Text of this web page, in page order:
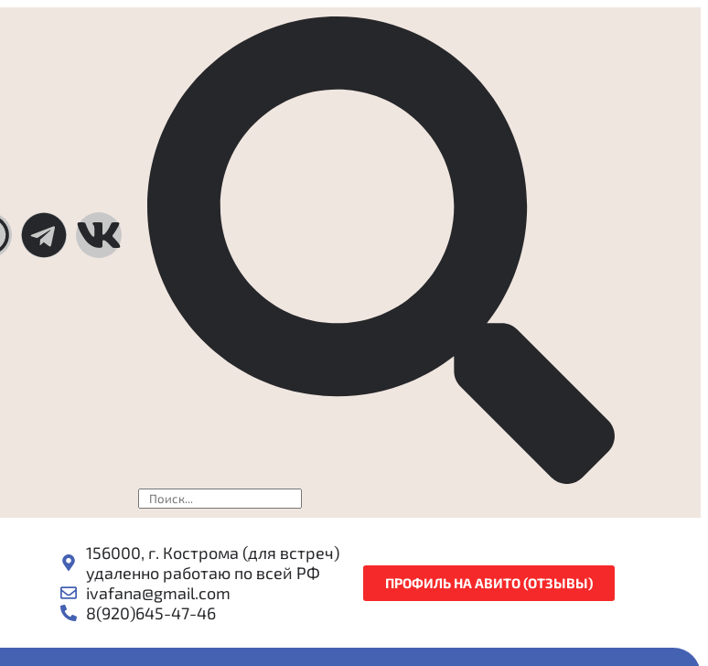
156000, г. Кострома (для встреч)
удаленно работаю по всей РФ
ivafana@gmail.com
8(920)645-47-46
ПРОФИЛЬ НА АВИТО (ОТЗЫВЫ)